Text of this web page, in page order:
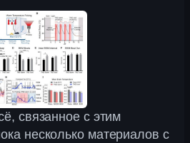
связанное с этим
несколько материалов с